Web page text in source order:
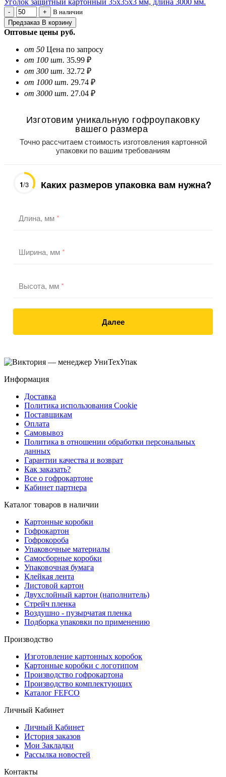
Уголок защитный картонный 35х35х3 мм, длина 3000 мм.
В наличии
Предзаказ В корзину
Оптовые цены руб.
от 50 Цена по запросу
от 100 шт. 35.99 ₽
от 300 шт. 32.72 ₽
от 1000 шт. 29.74 ₽
от 3000 шт. 27.04 ₽
Изготовим уникальную гофроупаковку
вашего размера
Точно рассчитаем стоимость изготовления картонной
упаковки по вашим требованиям
1/3 Каких размеров упаковка вам нужна?
Длина, мм*
Ширина, мм*
Высота, мм*
Далее
Информация
Доставка
Политика использования Cookie
Поставщикам
Оплата
Самовывоз
Политика в отношении обработки персональных
данных
Гарантии качества и возврат
Как заказать?
Все о гофрокартоне
Кабинет партнера
Каталог товаров в наличии
Картонные коробки
Гофрокартон
Гофрокороба
Упаковочные материалы
Самосборные коробки
Упаковочная бумага
Клейкая лента
Листовой картон
Двухслойный картон (наполнитель)
Стрейч пленка
Воздушно - пузырчатая пленка
Подборка упаковки по применению
Производство
Изготовление картонных коробок
Картонные коробки с логотипом
Производство гофрокартона
Производство комплектующих
Каталог FEFCO
Личный Кабинет
Личный Кабинет
История заказов
Мои Закладки
Рассылка новостей
Контакты